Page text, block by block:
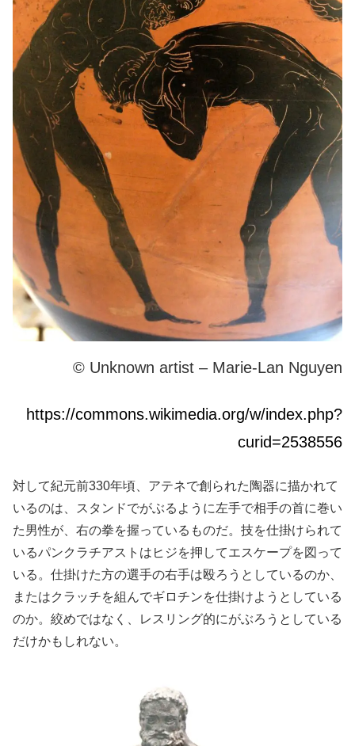
© Unknown artist – Marie-Lan Nguyen
https://commons.wikimedia.org/w/index.php?
curid=2538556
対して紀元前330年頃、アテネで創られた陶器に描かれて
いるのは、スタンドでがぶるように左手で相手の首に巻い
た男性が、右の拳を握っているものだ。技を仕掛けられて
いるパンクラチアストはヒジを押してエスケープを図って
いる。仕掛けた方の選手の右手は殴ろうとしているのか、
またはクラッチを組んでギロチンを仕掛けようとしている
のか。絞めではなく、レスリング的にがぶろうとしている
だけかもしれない。